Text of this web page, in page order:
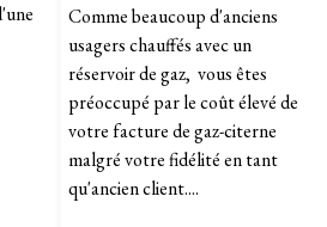
Comme beaucoup d'anciens
usagers chauffés avec un
réservoir de gaz, vous êtes
préoccupé par le coût élevé de
votre facture de gaz-citerne
malgré votre fidélité en tant
qu'ancien client....